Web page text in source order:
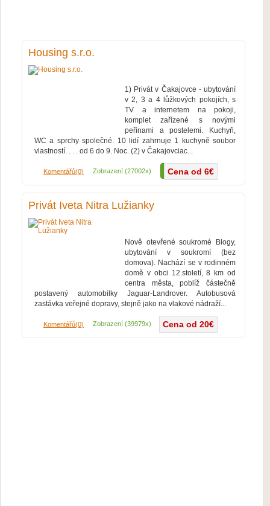
Housing s.r.o.
Cena od 6€
1) Privát v Čakajovce - ubytování
v 2, 3 a 4 lůžkových pokojích, s
TV a internetem na pokoji,
komplet zařízené s novými
peřinami a postelemi. Kuchyň,
WC a sprchy společné. 10 lidí zahrnuje 1 kuchyně soubor
vlastností. . . . od 6 do 9. Noc. (2) v Čakajovciac...
Komentářů(0) Zobrazení (27002x) Více...
Privát Iveta Nitra Lužianky
Cena od 20€
Nově otevřené soukromé Blogy,
ubytování v soukromí (bez
domova). Nachází se v rodinném
domě v obci 12.století, 8 km od
centra města, poblíž částečně
postavený automobilky Jaguar-Landrover. Autobusová
zastávka veřejné dopravy, stejně jako na vlakové nádraží...
Komentářů(0) Zobrazení (39979x) Více...